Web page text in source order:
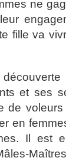
ne
fille va
découverte
et ses
de
en
Il est